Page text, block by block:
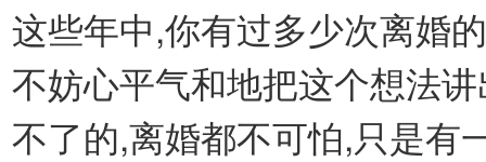
这些年中,你有过多少次离婚
不妨心平气和地把这个想法
不了的,离婚都不可怕,只是有